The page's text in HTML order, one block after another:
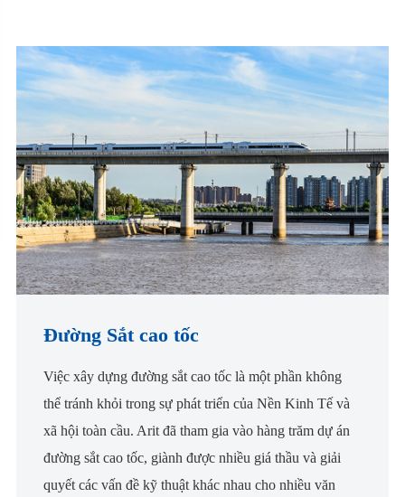
Đường Sắt cao tốc
Việc xây dựng đường sắt cao tốc là một phần không
thể tránh khỏi trong sự phát triển của Nền Kinh Tế và
xã hội toàn cầu. Arit đã tham gia vào hàng trăm dự án
đường sắt cao tốc, giành được nhiều giá thầu và giải
quyết các vấn đề kỹ thuật khác nhau cho nhiều văn